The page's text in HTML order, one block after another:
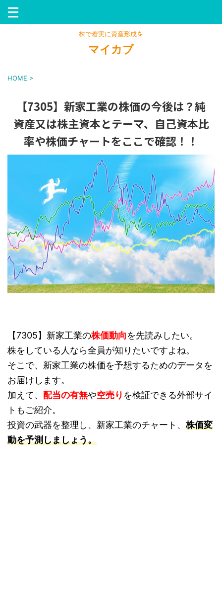
株で着実に資産形成を
マイカブ
HOME >
【7305】新家工業の株価の今後は？純
資産又は株主資本とテーマ、自己資本比
率や株価チャートをここで確認！！
【7305】新家工業の株価動向を先読みしたい。
株をしている人なら全員が知りたいですよね。
そこで、新家工業の株価を予想するためのデータを
お届けします。
加えて、 配当の有無や空売り を検証できる外部サイ
トもご紹介。
投資の武器を整理し、新家工業のチャート、株価変
動を予測しましょう。